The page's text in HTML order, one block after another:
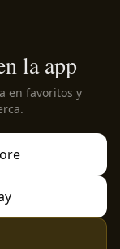
la app
en favoritos y